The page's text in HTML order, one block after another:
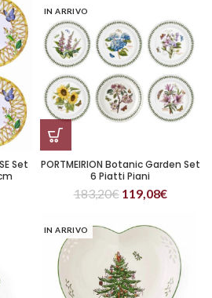
Set
IN ARRIVO
PORTMEIRION Botanic Garden Set
6 Piatti Piani
183,20€ 119,08€
IN ARRIVO